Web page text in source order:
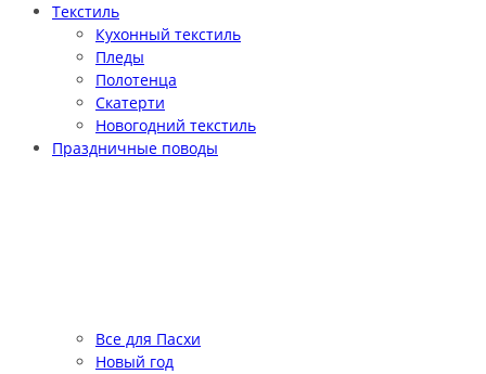
Текстиль
Кухонный текстиль
Пледы
Полотенца
Скатерти
Новогодний текстиль
Праздничные поводы
Все для Пасхи
Новый год